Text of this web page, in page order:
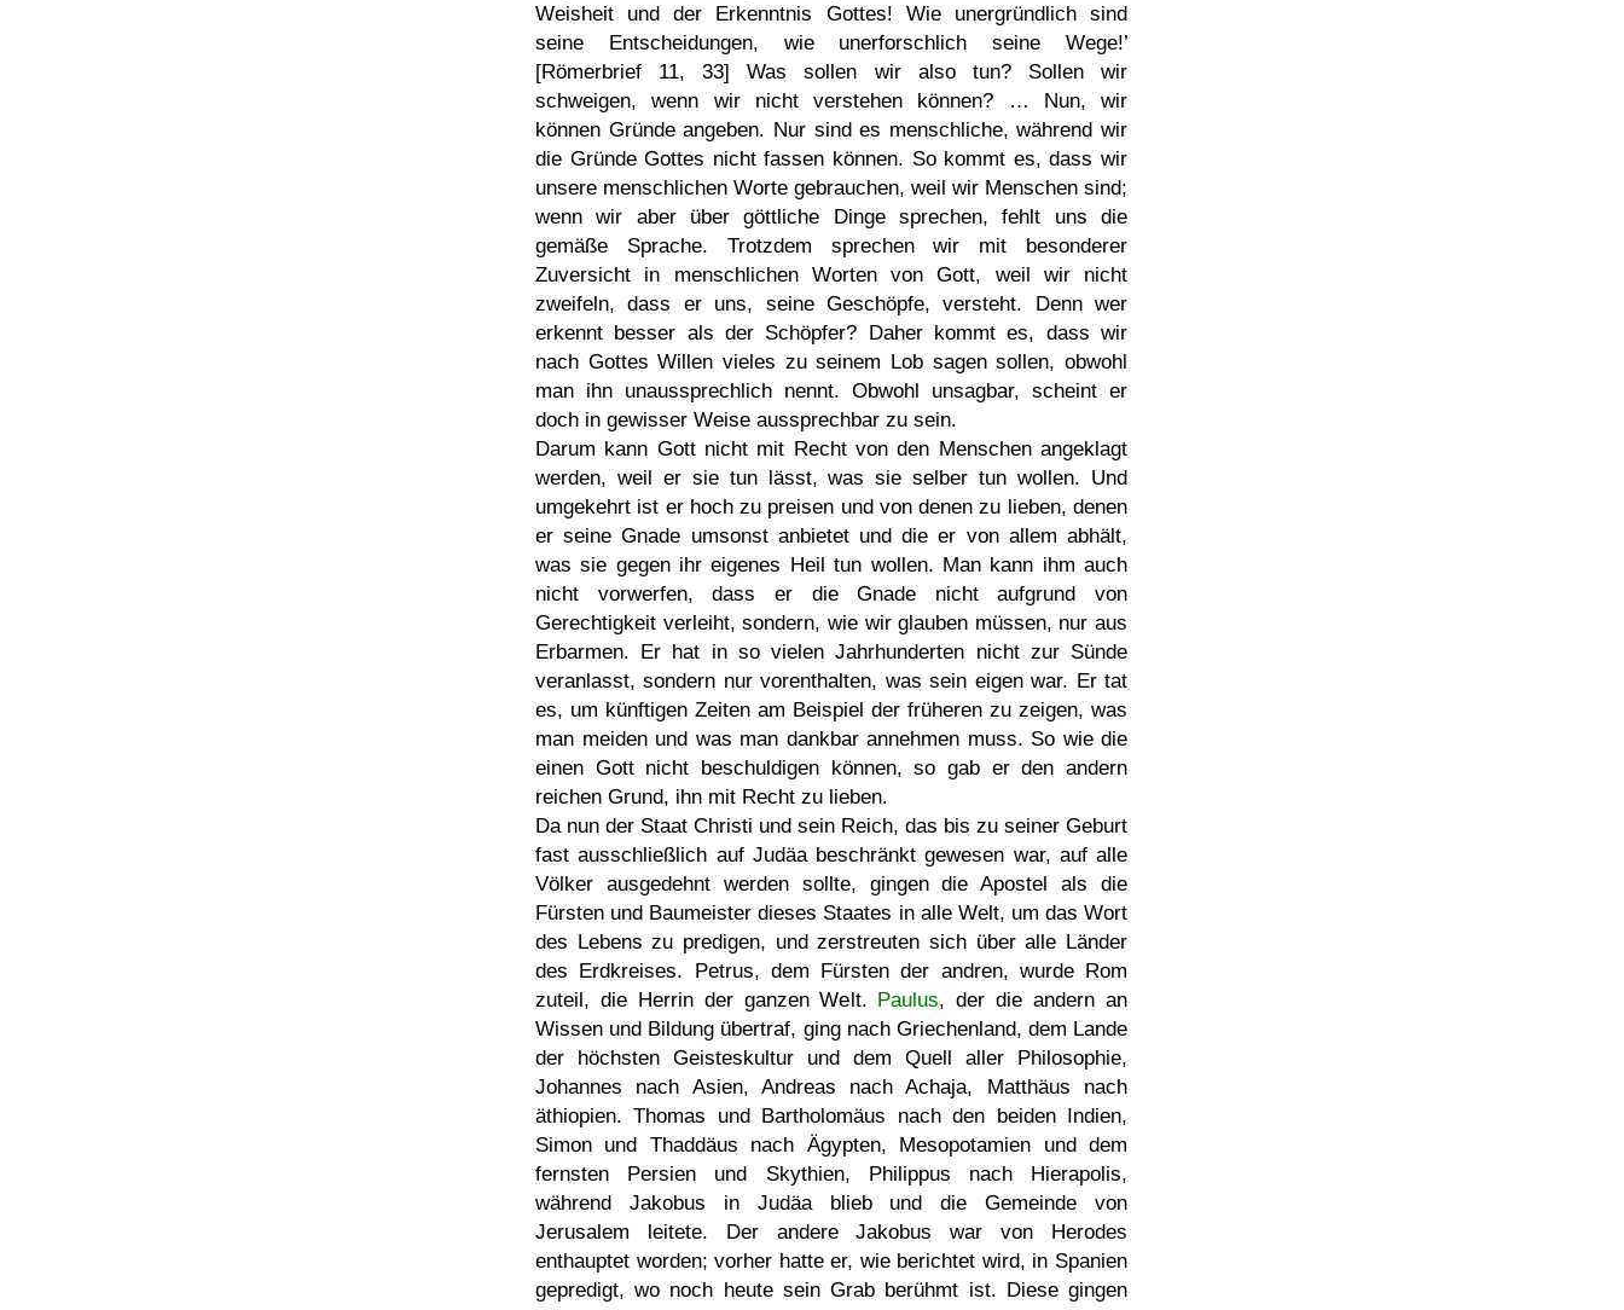
Weisheit und der Erkenntnis Gottes! Wie unergründlich sind
seine Entscheidungen, wie unerforschlich seine Wege!
[Römerbrief 11, 33] Was sollen wir also tun? Sollen wir
schweigen, wenn wir nicht verstehen können? … Nun, wir
können Gründe angeben. Nur sind es menschliche, während wir
die Gründe Gottes nicht fassen können. So kommt es, dass wir
unsere menschlichen Worte gebrauchen, weil wir Menschen sind;
wenn wir aber über göttliche Dinge sprechen, fehlt uns die
gemäße Sprache. Trotzdem sprechen wir mit besonderer
Zuversicht in menschlichen Worten von Gott, weil wir nicht
zweifeln, dass er uns, seine Geschöpfe, versteht. Denn wer
erkennt besser als der Schöpfer? Daher kommt es, dass wir
nach Gottes Willen vieles zu seinem Lob sagen sollen, obwohl
man ihn unaussprechlich nennt. Obwohl unsagbar, scheint er
doch in gewisser Weise aussprechbar zu sein.
Darum kann Gott nicht mit Recht von den Menschen angeklagt
werden, weil er sie tun lässt, was sie selber tun wollen. Und
umgekehrt ist er hoch zu preisen und von denen zu lieben, denen
er seine Gnade umsonst anbietet und die er von allem abhält,
was sie gegen ihr eigenes Heil tun wollen. Man kann ihm auch
nicht vorwerfen, dass er die Gnade nicht aufgrund von
Gerechtigkeit verleiht, sondern, wie wir glauben müssen, nur aus
Erbarmen. Er hat in so vielen Jahrhunderten nicht zur Sünde
veranlasst, sondern nur vorenthalten, was sein eigen war. Er tat
es, um künftigen Zeiten am Beispiel der früheren zu zeigen, was
man meiden und was man dankbar annehmen muss. So wie die
einen Gott nicht beschuldigen können, so gab er den andern
reichen Grund, ihn mit Recht zu lieben.
Da nun der Staat Christi und sein Reich, das bis zu seiner Geburt
fast ausschließlich auf Judäa beschränkt gewesen war, auf alle
Völker ausgedehnt werden sollte, gingen die Apostel als die
Fürsten und Baumeister dieses Staates in alle Welt, um das Wort
des Lebens zu predigen, und zerstreuten sich über alle Länder
des Erdkreises. Petrus, dem Fürsten der andren, wurde Rom
zuteil, die Herrin der ganzen Welt. Paulus, der die andern an
Wissen und Bildung übertraf, ging nach Griechenland, dem Lande
der höchsten Geisteskultur und dem Quell aller Philosophie,
Johannes nach Asien, Andreas nach Achaja, Matthäus nach
äthiopien. Thomas und Bartholomäus nach den beiden Indien,
Simon und Thaddäus nach Ägypten, Mesopotamien und dem
fernsten Persien und Skythien, Philippus nach Hierapolis,
während Jakobus in Judäa blieb und die Gemeinde von
Jerusalem leitete. Der andere Jakobus war von Herodes
enthauptet worden; vorher hatte er, wie berichtet wird, in Spanien
gepredigt, wo noch heute sein Grab berühmt ist. Diese gingen